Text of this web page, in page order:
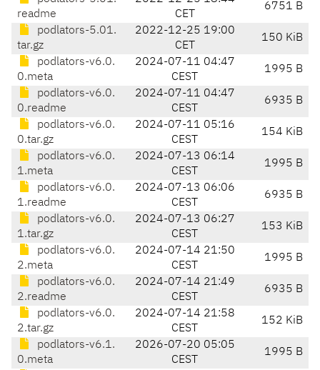
readme
CET
6751 B
podlators-5.01.
tar.gz
2022-12-25 19:00
CET
150 KiB
podlators-v6.0.
0.meta
2024-07-11 04:47
CEST
1995 B
podlators-v6.0.
0.readme
2024-07-11 04:47
CEST
6935 B
podlators-v6.0.
0.tar.gz
2024-07-11 05:16
CEST
154 KiB
podlators-v6.0.
1.meta
2024-07-13 06:14
CEST
1995 B
podlators-v6.0.
1.readme
2024-07-13 06:06
CEST
6935 B
podlators-v6.0.
1.tar.gz
2024-07-13 06:27
CEST
153 KiB
podlators-v6.0.
2.meta
2024-07-14 21:50
CEST
1995 B
podlators-v6.0.
2.readme
2024-07-14 21:49
CEST
6935 B
podlators-v6.0.
2.tar.gz
2024-07-14 21:58
CEST
152 KiB
podlators-v6.1.
0.meta
2026-07-20 05:05
CEST
1995 B